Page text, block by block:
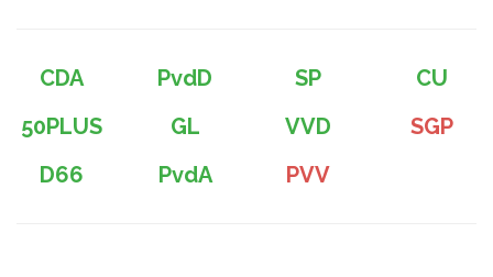
CDA PvdD SP
CU
50PLUS
GL VVD
SGP
D66
PvdA PVV